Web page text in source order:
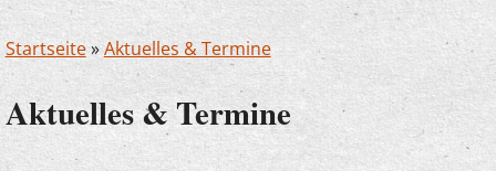
Startseite»Aktuelles & Termine
Aktuelles & Termine